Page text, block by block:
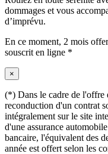
dommages et vous
d’imprévu.
En ce moment, 2 mois
souscrit en ligne *
×
(*) Dans le cadre de l'offre
reconduction d'un contrat
intégralement sur le site
d'une assurance
bancaire, l'équivalent des
année est offert selon les